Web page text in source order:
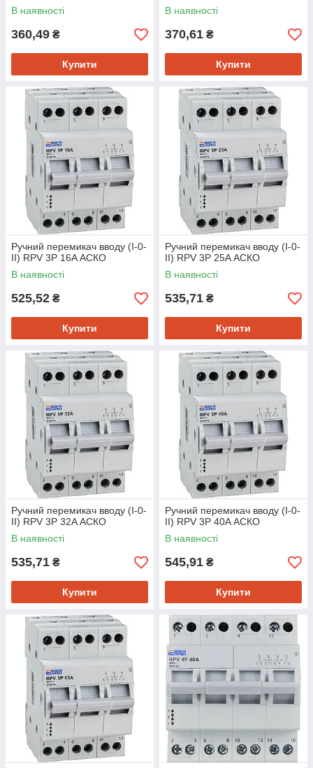
В наявності
360,49 ₴
Купити
В наявності
370,61 ₴
Купити
Ручний перемикач вводу (І-0-
ІІ) RPV 3P 16A АСКО
В наявності
525,52 ₴
Купити
Ручний перемикач вводу (І-0-
ІІ) RPV 3P 25A АСКО
В наявності
535,71 ₴
Купити
Ручний перемикач вводу (І-0-
ІІ) RPV 3P 32A АСКО
В наявності
535,71 ₴
Купити
Ручний перемикач вводу (І-0-
ІІ) RPV 3P 40A АСКО
В наявності
545,91 ₴
Купити